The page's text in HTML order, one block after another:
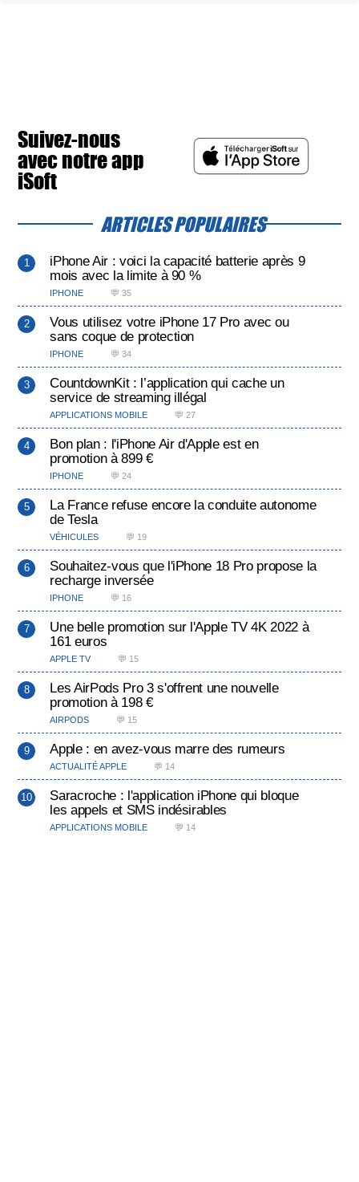
Suivez-nous
avec notre app
iSoft
ARTICLES POPULAIRES
iPhone Air : voici la capacité batterie après 9
mois avec la limite à 90 %
IPHONE 💬 35
Vous utilisez votre iPhone 17 Pro avec ou
sans coque de protection
IPHONE 💬 34
CountdownKit : l’application qui cache un
service de streaming illégal
APPLICATIONS MOBILE 💬 27
Bon plan : l'iPhone Air d'Apple est en
promotion à 899 €
IPHONE 💬 24
La France refuse encore la conduite autonome
de Tesla
VÉHICULES 💬 19
Souhaitez-vous que l'iPhone 18 Pro propose la
recharge inversée
IPHONE 💬 16
Une belle promotion sur l'Apple TV 4K 2022 à
161 euros
APPLE TV 💬 15
Les AirPods Pro 3 s'offrent une nouvelle
promotion à 198 €
AIRPODS 💬 15
Apple : en avez-vous marre des rumeurs
ACTUALITÉ APPLE 💬 14
Saracroche : l'application iPhone qui bloque
les appels et SMS indésirables
APPLICATIONS MOBILE 💬 14